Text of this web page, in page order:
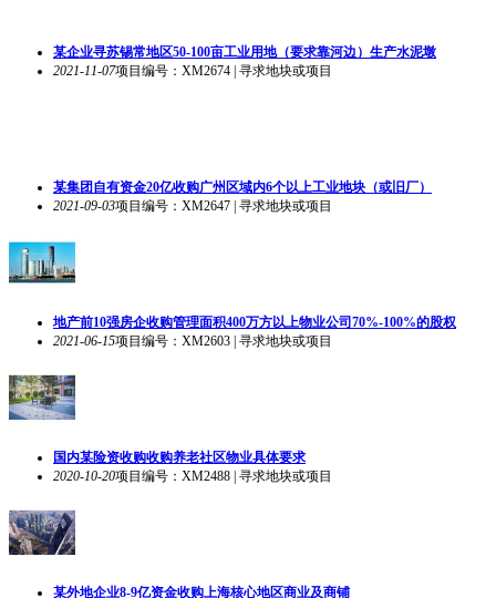
某企业寻苏锡常地区50-100亩工业用地（要求靠河边）生产水泥墩
2021-11-07项目编号：XM2674 | 寻求地块或项目
某集团自有资金20亿收购广州区域内6个以上工业地块（或旧厂）
2021-09-03项目编号：XM2647 | 寻求地块或项目
地产前10强房企收购管理面积400万方以上物业公司70%-100%的股权
2021-06-15项目编号：XM2603 | 寻求地块或项目
国内某险资收购收购养老社区物业具体要求
2020-10-20项目编号：XM2488 | 寻求地块或项目
某外地企业8-9亿资金收购上海核心地区商业及商铺